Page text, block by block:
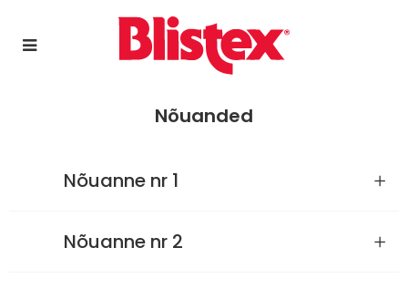
Nõuanded
Nõuanne nr 1
Nõuanne nr 2